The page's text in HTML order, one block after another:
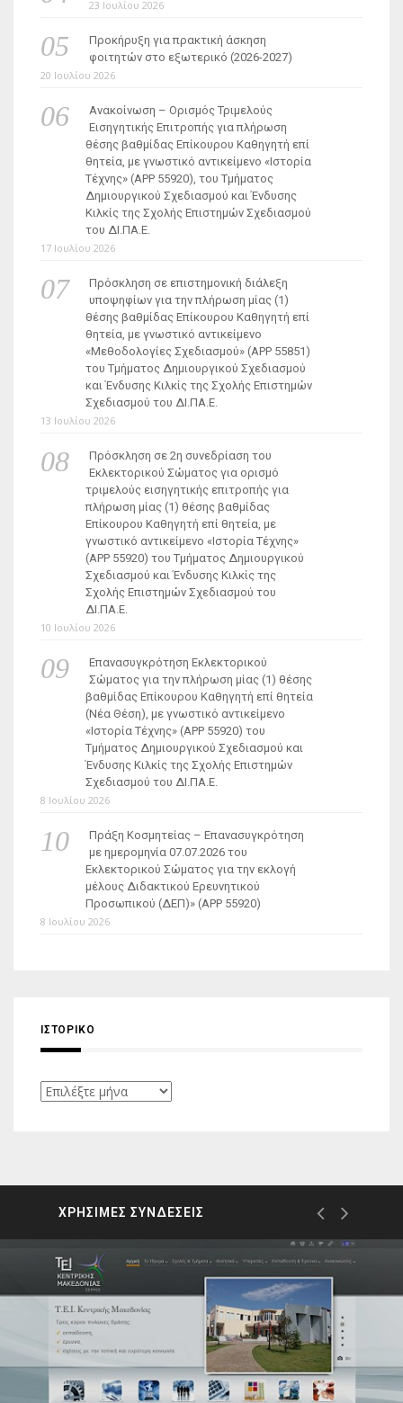
23 Ιουλίου 2026
Προκήρυξη για πρακτική άσκηση
φοιτητών στο εξωτερικό (2026-2027)
20 Ιουλίου 2026
Ανακοίνωση – Ορισμός Τριμελούς
Εισηγητικής Επιτροπής για πλήρωση
θέσης βαθμίδας Επίκουρου Καθηγητή επί
θητεία, με γνωστικό αντικείμενο «Ιστορία
Τέχνης» (ΑΡΡ 55920), του Τμήματος
Δημιουργικού Σχεδιασμού και Ένδυσης
Κιλκίς της Σχολής Επιστημών Σχεδιασμού
του ΔΙ.ΠΑ.Ε.
17 Ιουλίου 2026
Πρόσκληση σε επιστημονική διάλεξη
υποψηφίων για την πλήρωση μίας (1)
θέσης βαθμίδας Επίκουρου Καθηγητή επί
θητεία, με γνωστικό αντικείμενο
«Μεθοδολογίες Σχεδιασμού» (ΑΡΡ 55851)
του Τμήματος Δημιουργικού Σχεδιασμού
και Ένδυσης Κιλκίς της Σχολής Επιστημών
Σχεδιασμού του ΔΙ.ΠΑ.Ε.
13 Ιουλίου 2026
Πρόσκληση σε 2η συνεδρίαση του
Εκλεκτορικού Σώματος για ορισμό
τριμελούς εισηγητικής επιτροπής για
πλήρωση μίας (1) θέσης βαθμίδας
Επίκουρου Καθηγητή επί θητεία, με
γνωστικό αντικείμενο «Ιστορία Τέχνης»
(ΑΡΡ 55920) του Τμήματος Δημιουργικού
Σχεδιασμού και Ένδυσης Κιλκίς της
Σχολής Επιστημών Σχεδιασμού του
ΔΙ.ΠΑ.Ε.
10 Ιουλίου 2026
Επανασυγκρότηση Εκλεκτορικού
Σώματος για την πλήρωση μίας (1) θέσης
βαθμίδας Επίκουρου Καθηγητή επί θητεία
(Νέα Θέση), με γνωστικό αντικείμενο
«Ιστορία Τέχνης» (ΑΡΡ 55920) του
Τμήματος Δημιουργικού Σχεδιασμού και
Ένδυσης Κιλκίς της Σχολής Επιστημών
Σχεδιασμού του ΔΙ.ΠΑ.Ε.
8 Ιουλίου 2026
Πράξη Κοσμητείας – Επανασυγκρότηση
με ημερομηνία 07.07.2026 του
Εκλεκτορικού Σώματος για την εκλογή
μέλους Διδακτικού Ερευνητικού
Προσωπικού (ΔΕΠ)» (APP 55920)
8 Ιουλίου 2026
ΙΣΤΟΡΙΚΌ
Ιστορικό
ΧΡΗΣΙΜΕΣ ΣΥΝΔΕΣΕΙΣ